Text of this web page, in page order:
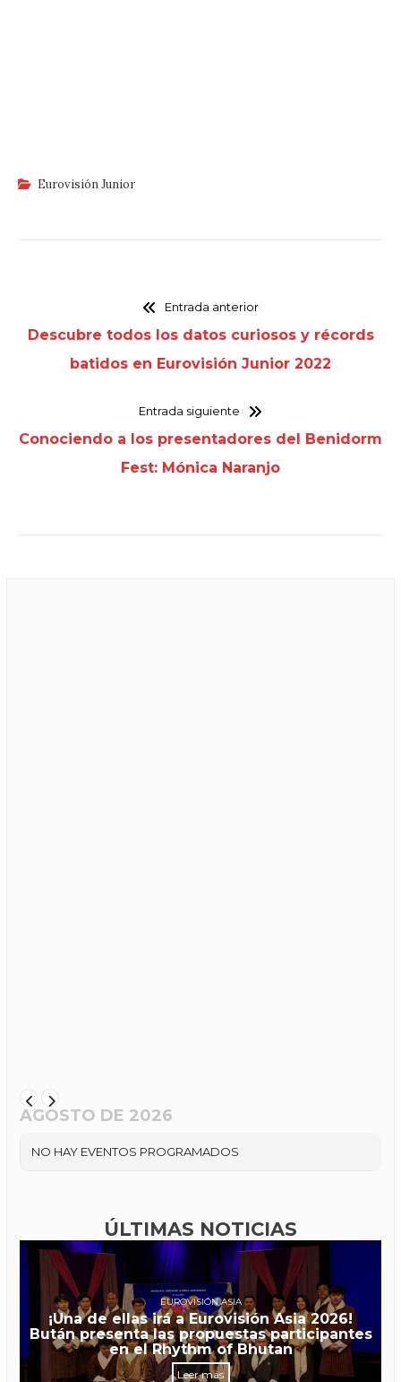
Eurovisión Junior
Entrada anterior
Descubre todos los datos curiosos y récords
batidos en Eurovisión Junior 2022
Entrada siguiente
Conociendo a los presentadores del Benidorm
Fest: Mónica Naranjo
AGOSTO DE 2026
NO HAY EVENTOS PROGRAMADOS
ÚLTIMAS NOTICIAS
EUROVISIÓN ASIA
¡Una de ellas irá a Eurovisión Asia 2026!
Bután presenta las propuestas participantes
en el Rhythm of Bhutan
Leer más